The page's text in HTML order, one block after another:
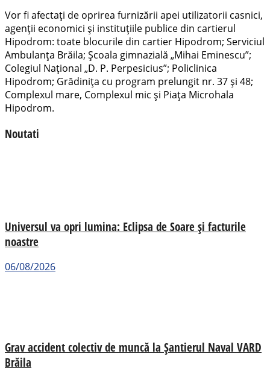
Vor fi afectați de oprirea furnizării apei utilizatorii casnici,
agenții economici și instituțiile publice din cartierul
Hipodrom: toate blocurile din cartier Hipodrom; Serviciul
Ambulanța Brăila; Școala gimnazială „Mihai Eminescu”;
Colegiul Național „D. P. Perpesicius”; Policlinica
Hipodrom; Grădinița cu program prelungit nr. 37 și 48;
Complexul mare, Complexul mic și Piața Microhala
Hipodrom.
Noutati
Universul va opri lumina: Eclipsa de Soare și facturile
noastre
06/08/2026
Grav accident colectiv de muncă la Șantierul Naval VARD
Brăila